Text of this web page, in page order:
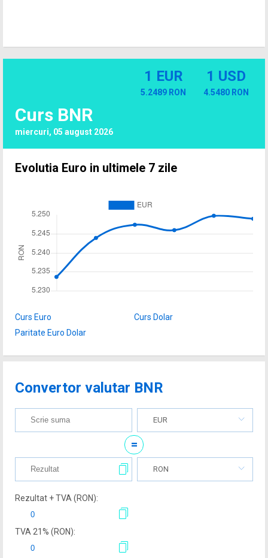
Curs BNR
miercuri, 05 august 2026
1 EUR
5.2489 RON
1 USD
4.5480 RON
Evolutia Euro in ultimele 7 zile
Curs Euro
Curs Dolar
Paritate Euro Dolar
Convertor valutar BNR
EUR
=
RON
Rezultat + TVA (RON):
TVA 21% (RON):